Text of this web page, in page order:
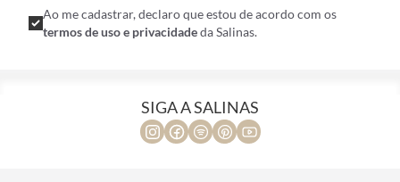
Ao me cadastrar, declaro que estou de acordo com os
termos de uso e privacidadeda Salinas.
SIGA A SALINAS